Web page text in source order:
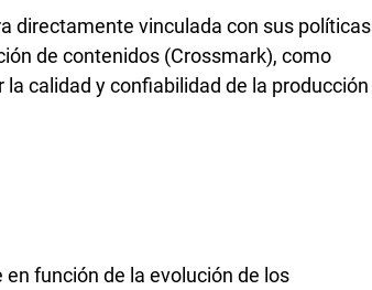
directamente vinculada con sus políticas
de contenidos (Crossmark), como
calidad y confiabilidad de la producción
función de la evolución de los